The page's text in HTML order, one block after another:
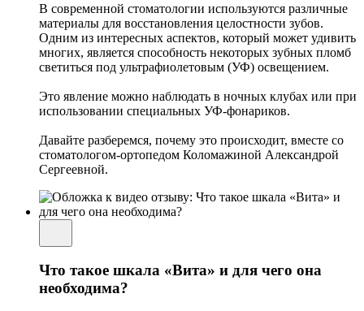
В современной стоматологии используются различные
материалы для восстановления целостности зубов.
Одним из интересных аспектов, который может удивить
многих, является способность некоторых зубных пломб
светиться под ультрафиолетовым (УФ) освещением.
Это явление можно наблюдать в ночных клубах или при
использовании специальных УФ-фонариков.
Давайте разберемся, почему это происходит, вместе со
стоматологом-ортопедом Коломажиной Александрой
Сергеевной.
Что такое шкала «Вита» и для чего она
необходима?